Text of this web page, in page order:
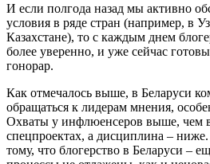
И если полгода назад мы активно
условия в ряде стран (например, в
Казахстане), то с каждым днем
более уверенно, и уже сейчас готовы
гонорар.
Как отмечалось выше, в Беларуси
обращаться к лидерам мнения,
Охваты у инфлюенсеров выше, чем
спецпроектах, а дисциплина –
тому, что блогерство в Беларуси –